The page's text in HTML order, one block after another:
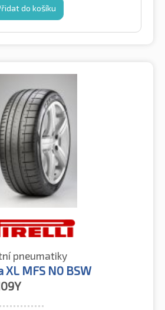
do košíku
pneumatiky
XL MFS N0 BSW